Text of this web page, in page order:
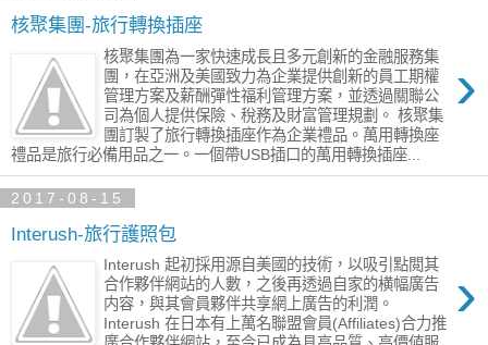
核聚集團-旅行轉換插座
›
核聚集團為一家快速成長且多元創新的金融服務集
團，在亞洲及美國致力為企業提供創新的員工期權
管理方案及薪酬彈性福利管理方案，並透過關聯公
司為個人提供保險、稅務及財富管理規劃。 核聚集
團訂製了旅行轉換插座作為企業禮品。萬用轉換座
禮品是旅行必備用品之一。一個帶USB插口的萬用轉換插座...
2017-08-15
Interush-旅行護照包
›
Interush 起初採用源自美國的技術，以吸引點閲其
合作夥伴網站的人數，之後再透過自家的横幅廣告
内容，與其會員夥伴共享網上廣告的利潤。
Interush 在日本有上萬名聯盟會員(Affiliates)合力推